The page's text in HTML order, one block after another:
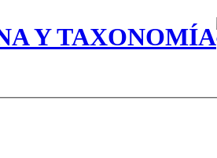
Y TAXONOMÍA